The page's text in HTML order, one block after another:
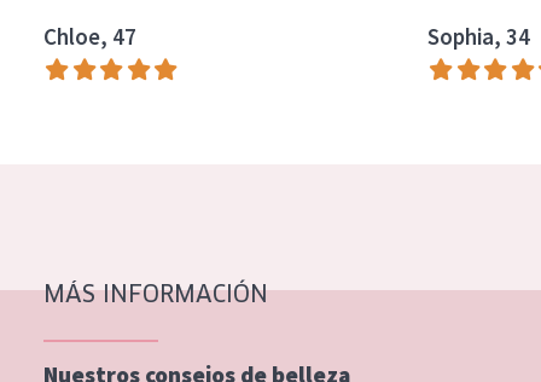
Piel mixata o grasa
Todas las edades
Chloe, 47 Sophia, 34
MÁS INFORMACIÓN
Nuestros consejos de belleza